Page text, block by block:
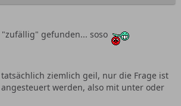
gefunden... soso
ziemlich geil, nur die Frage ist
werden, also mit unter oder